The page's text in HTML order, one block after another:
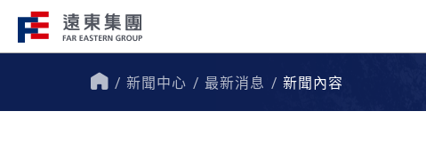
企業總覽​事業關聯圖
新聞中心 最新消息 新聞內容